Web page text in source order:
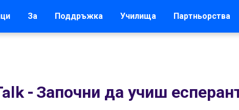
За Поддръжка Училища Партньорства
- Започни да учиш